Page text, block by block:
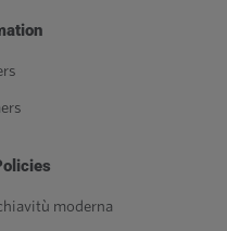
moderna